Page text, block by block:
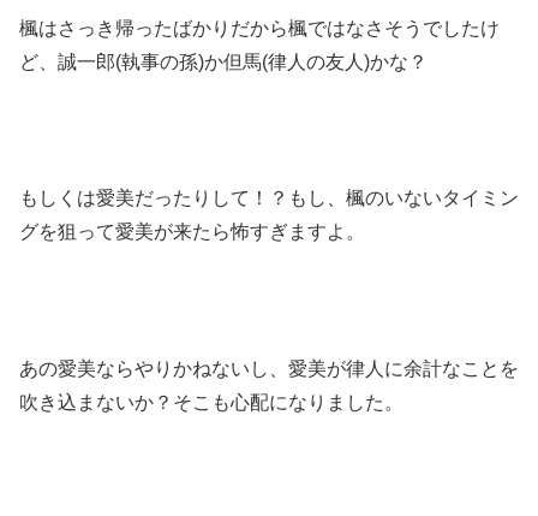
楓はさっき帰ったばかりだから楓ではなさそうでしたけ
ど、誠一郎(執事の孫)か但馬(律人の友人)かな？
もしくは愛美だったりして！？もし、楓のいないタイミン
グを狙って愛美が来たら怖すぎますよ。
あの愛美ならやりかねないし、愛美が律人に余計なことを
吹き込まないか？そこも心配になりました。